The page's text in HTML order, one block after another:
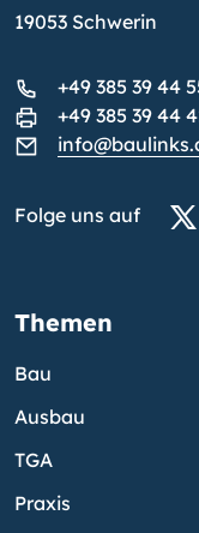
19053 Schwerin
+49 385 39 44
+49 385 39 44
Folge uns auf
Themen
Bau
Ausbau
TGA
Praxis